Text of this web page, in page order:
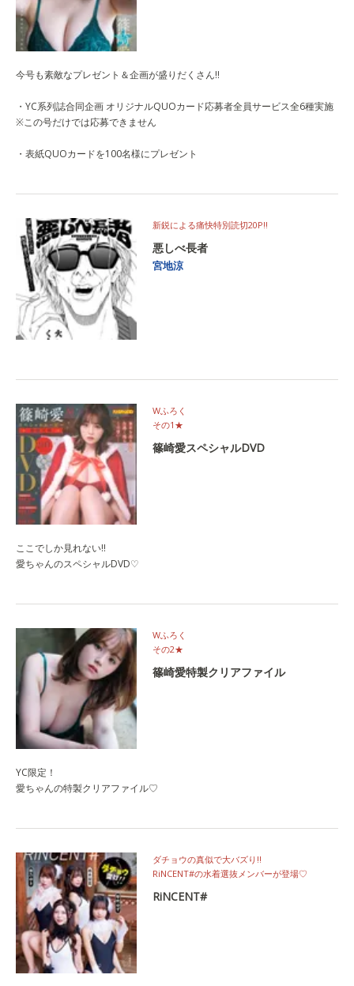
今号も素敵なプレゼント＆企画が盛りだくさん!!
・YC系列誌合同企画 オリジナルQUOカード応募者全員サービス全6種実施
※この号だけでは応募できません
・表紙QUOカードを100名様にプレゼント
新鋭による痛快特別読切20P‼
悪しべ長者
宮地涼
Wふろく
その1★
篠崎愛スペシャルDVD
ここでしか見れない‼
愛ちゃんのスペシャルDVD♡
Wふろく
その2★
篠崎愛特製クリアファイル
YC限定！
愛ちゃんの特製クリアファイル♡
ダチョウの真似で大バズり‼
RiNCENT#の水着選抜メンバーが登場♡
RiNCENT#